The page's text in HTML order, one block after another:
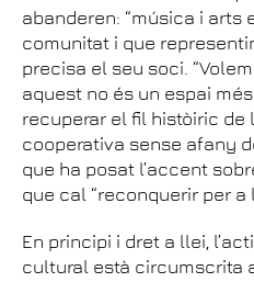
abanderen: “música i arts
comunitat i que
precisa el seu soci.
aquest no és un espai
recuperar el fil històiric de
cooperativa sense afany
que ha posat l’accent
que cal “reconquerir per a
En principi i dret a llei,
cultural està circumscrita